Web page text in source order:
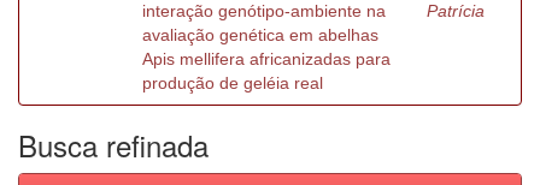
interação genótipo-ambiente na
avaliação genética em abelhas
Apis mellifera africanizadas para
produção de geléia real
Patrícia
Busca refinada